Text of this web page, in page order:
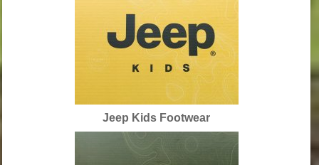
Jeep Kids Footwear